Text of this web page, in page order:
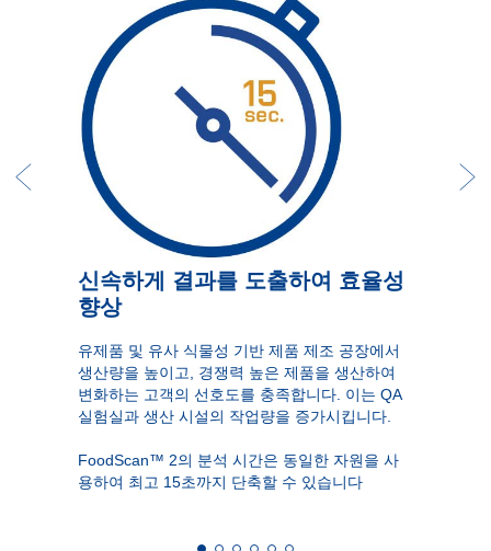
신속하게 결과를 도출하여 효율성
향상
유제품 및 유사 식물성 기반 제품 제조 공장에서
생산량을 높이고, 경쟁력 높은 제품을 생산하여
변화하는 고객의 선호도를 충족합니다. 이는 QA
실험실과 생산 시설의 작업량을 증가시킵니다.
FoodScan™ 2의 분석 시간은 동일한 자원을 사
용하여 최고 15초까지 단축할 수 있습니다